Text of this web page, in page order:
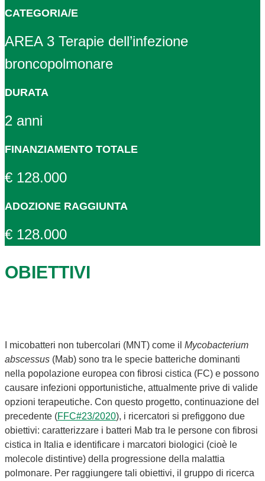
CATEGORIA/E
AREA 3 Terapie dell’infezione
broncopolmonare
DURATA
2 anni
FINANZIAMENTO TOTALE
€ 128.000
ADOZIONE RAGGIUNTA
€ 128.000
OBIETTIVI
I micobatteri non tubercolari (MNT) come il Mycobacterium
abscessus (Mab) sono tra le specie batteriche dominanti
nella popolazione europea con fibrosi cistica (FC) e possono
causare infezioni opportunistiche, attualmente prive di valide
opzioni terapeutiche. Con questo progetto, continuazione del
precedente (FFC#23/2020), i ricercatori si prefiggono due
obiettivi: caratterizzare i batteri Mab tra le persone con fibrosi
cistica in Italia e identificare i marcatori biologici (cioè le
molecole distintive) della progressione della malattia
polmonare. Per raggiungere tali obiettivi, il gruppo di ricerca